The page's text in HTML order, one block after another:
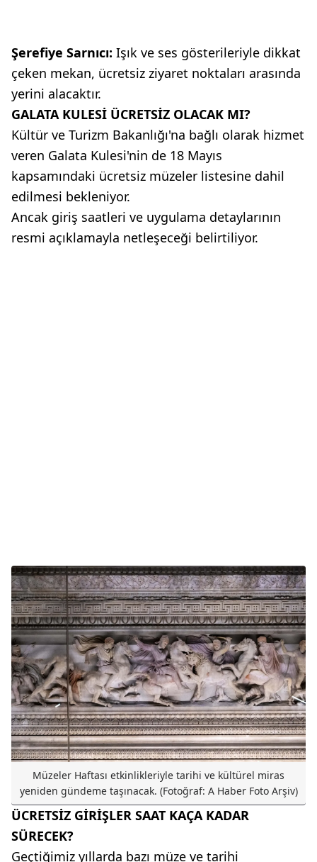
Şerefiye Sarnıcı: Işık ve ses gösterileriyle dikkat
çeken mekan, ücretsiz ziyaret noktaları arasında
yerini alacaktır.
GALATA KULESİ ÜCRETSİZ OLACAK MI?
Kültür ve Turizm Bakanlığı'na bağlı olarak hizmet
veren Galata Kulesi'nin de 18 Mayıs
kapsamındaki ücretsiz müzeler listesine dahil
edilmesi bekleniyor.
Ancak giriş saatleri ve uygulama detaylarının
resmi açıklamayla netleşeceği belirtiliyor.
Müzeler Haftası etkinlikleriyle tarihi ve kültürel miras
yeniden gündeme taşınacak. (Fotoğraf: A Haber Foto Arşiv)
ÜCRETSİZ GİRİŞLER SAAT KAÇA KADAR
SÜRECEK?
Geçtiğimiz yıllarda bazı müze ve tarihi